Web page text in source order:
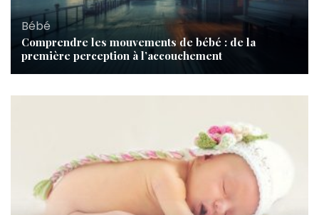
Bébé
Comprendre les mouvements de bébé : de la
première perception à l’accouchement